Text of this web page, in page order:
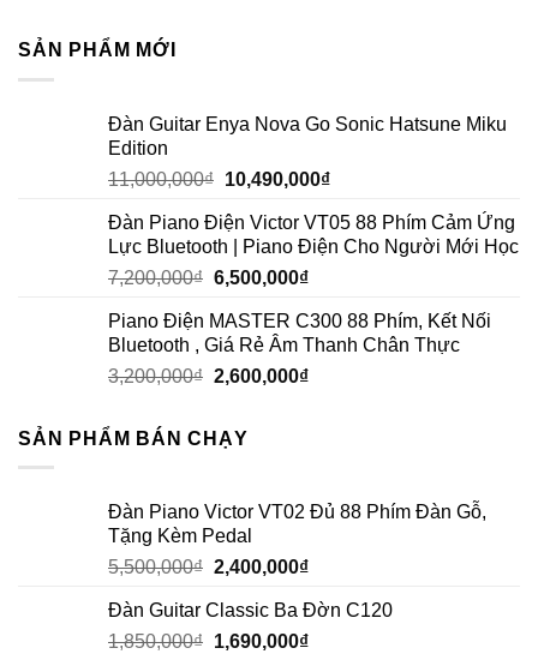
SẢN PHẨM MỚI
Đàn Guitar Enya Nova Go Sonic Hatsune Miku
Edition
11,000,000₫ 10,490,000₫
Đàn Piano Điện Victor VT05 88 Phím Cảm Ứng
Lực Bluetooth | Piano Điện Cho Người Mới Học
7,200,000₫ 6,500,000₫
Piano Điện MASTER C300 88 Phím, Kết Nối
Bluetooth , Giá Rẻ Âm Thanh Chân Thực
3,200,000₫ 2,600,000₫
SẢN PHẨM BÁN CHẠY
Đàn Piano Victor VT02 Đủ 88 Phím Đàn Gỗ,
Tặng Kèm Pedal
5,500,000₫ 2,400,000₫
Đàn Guitar Classic Ba Đờn C120
1,850,000₫ 1,690,000₫